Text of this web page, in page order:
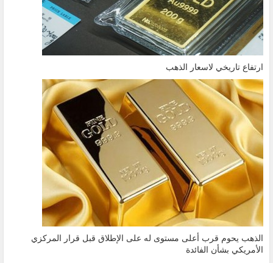
ارتفاع تاريخي لاسعار الذهب
الذهب يحوم قرب أعلى مستوى له على الإطلاق قبل قرار المركزي
الأمريكي بشأن الفائدة